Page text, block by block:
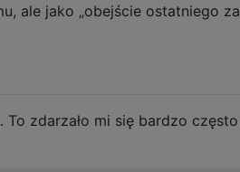
ale jako „obejście ostatniego
zdarzało mi się bardzo